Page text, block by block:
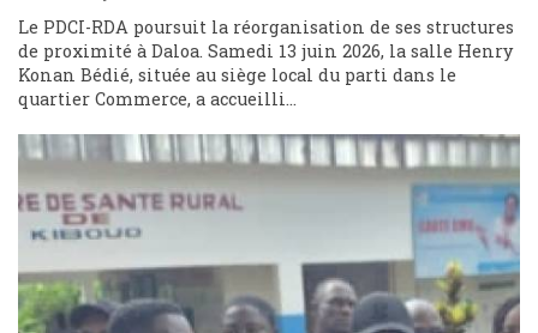
Le PDCI-RDA poursuit la réorganisation de ses structures
de proximité à Daloa. Samedi 13 juin 2026, la salle Henry
Konan Bédié, située au siège local du parti dans le
quartier Commerce, a accueilli...